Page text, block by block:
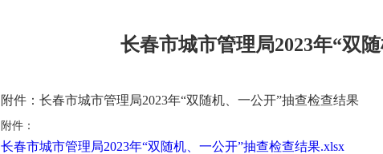
长春市城市管理局2023年“双
附件：长春市城市管理局2023年“双随机、一公开”抽查检查结果
附件：
长春市城市管理局2023年“双随机、一公开”抽查检查结果.xlsx